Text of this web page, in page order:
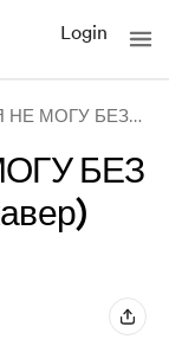
Login
🎶НебардЫ - "Я НЕ МОГУ БЕЗ ТЕБЯ&quo
БЕЗ